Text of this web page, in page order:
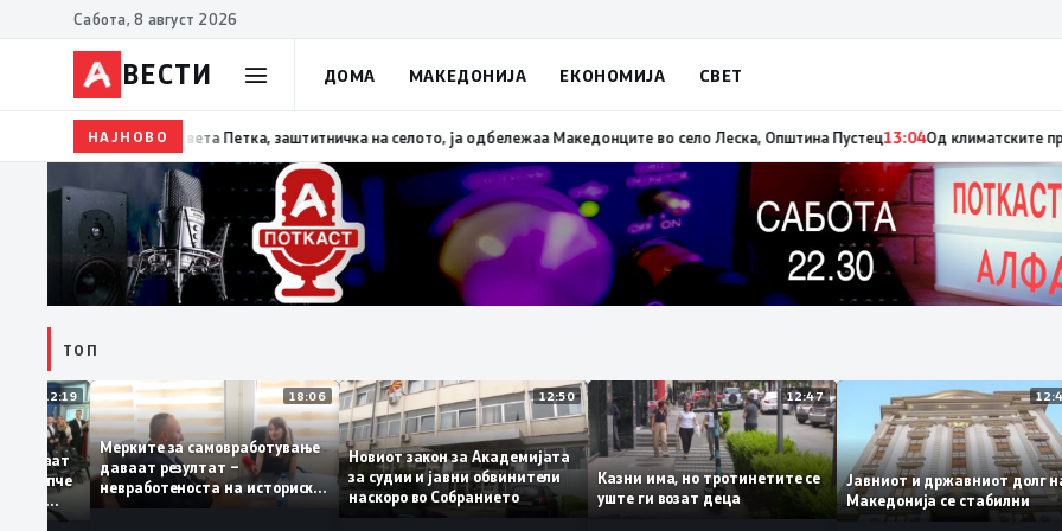
Сабота, 8 август 2026
ВЕСТИ ДОМА МАКЕДОНИЈА ЕКОНОМИЈА СВЕТ
НАЈНОВО 13:07Три ер трактори се вклучуваат во гаснењето на пожарот во Сопиште13:06Летна Света Петка, заштитничка на
ТОП
12:19
„Филипче
не
18:06
Мерките за самовработување
даваат резултат –
невработеноста на историски
најниско ниво од 11,3%
12:50
Новиот закон за Академијата
за судии и јавни обвинители
наскоро во Собранието
12:47
Казни има, но тротинетите се
уште ги возат деца
Јавниот и државниот
Македонија се стабилни